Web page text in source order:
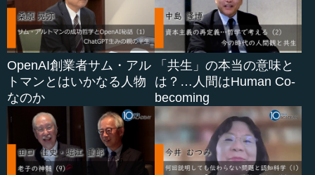
OpenAI創業者サム・アル
トマンとはいかなる人物
なのか
「共生」の本当の意味と
は？…人間はHuman Co-
becoming